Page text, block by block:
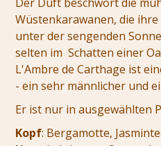
Wüstenkarawanen, die
unter der sengenden
selten im Schatten einer
L'Ambre de Carthage ist
- ein sehr männlicher und
Er ist nur in ausgewählten
Kopf: Bergamotte,